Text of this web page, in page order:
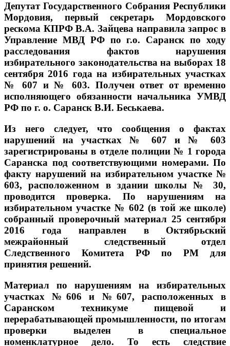
Депутат Государственного Собрания Республики
Мордовия, первый секретарь Мордовского
рескома КПРФ В.А. Зайцева направила запрос в
Управление МВД РФ по г.о. Саранск по ходу
расследования фактов нарушения
избирательного законодательства на выборах 18
сентября 2016 года на избирательных участках
№ 607 и № 603. Получен ответ от временно
исполняющего обязанности начальника УМВД
РФ по г. о. Саранск В.И. Беськаева.
Из него следует, что сообщения о фактах
нарушений на участках № 607 и № 603
зарегистрированы в отделе полиции № 1 города
Саранска под соответствующими номерами. По
факту нарушений на избирательном участке №
603, расположенном в здании школы № 30,
проводится проверка. По нарушениям на
избирательном участке № 602 (в той же школе)
собранный проверочный материал 25 сентября
2016 года направлен в Октябрьский
межрайонный следственный отдел
Следственного Комитета РФ по РМ для
принятия решений.
Материал по нарушениям на избирательных
участках №606 и №607, расположенных в
Саранском техникуме пищевой и
перерабатывающей промышленности, по итогам
проверки выделен в специальное
номенклатурное дело. То есть следствие